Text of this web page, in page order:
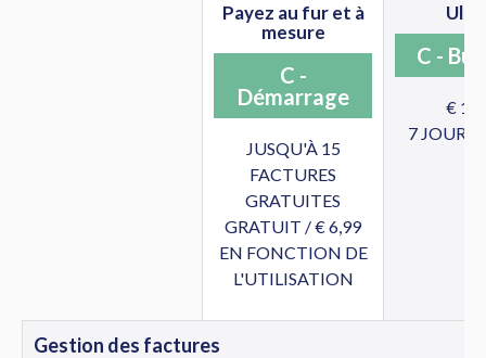
Payez au fur et à
mesure
C -
Démarrage
JUSQU'À 15
FACTURES
GRATUITES
GRATUIT / € 6,99
EN FONCTION DE
L'UTILISATION
C -
€
7 JOURS
Gestion des factures